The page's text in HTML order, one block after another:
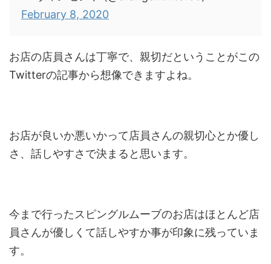
February 8, 2020
お店の店員さんは丁寧で、親切だということがこの
Twitterの記事から想像できますよね。
お店が良いか悪いかって店員さんの親切心とか優し
さ、話しやすさで決まると思います。
今まで行ったスピングルムーブのお店はほとんど店
員さんが優しくて話しやすか事が印象に残っていま
す。